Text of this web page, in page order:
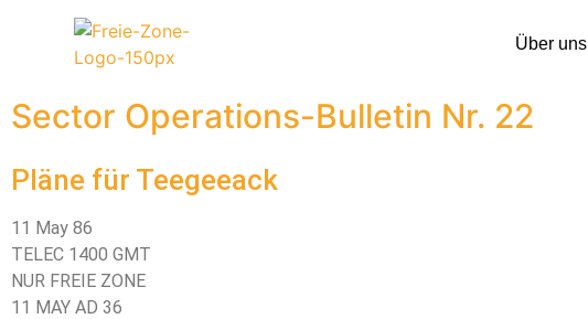
Über uns
Sector Operations-Bulletin Nr. 22
Pläne für Teegeeack
11 May 86
TELEC 1400 GMT
NUR FREIE ZONE
11 MAY AD 36